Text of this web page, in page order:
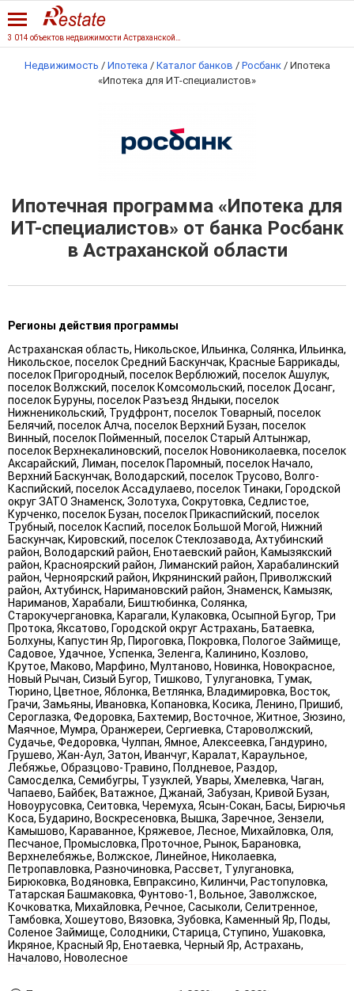
Недвижимость / Ипотека / Каталог банков / Росбанк / Ипотека
«Ипотека для ИТ-специалистов»
Ипотечная программа «Ипотека для
ИТ-специалистов» от банка Росбанк
в Астраханской области
Регионы действия программы
Астраханская область, Никольское, Ильинка, Солянка, Ильинка,
Никольское, поселок Средний Баскунчак, Красные Баррикады,
поселок Пригородный, поселок Верблюжий, поселок Ашулук,
поселок Волжский, поселок Комсомольский, поселок Досанг,
поселок Буруны, поселок Разъезд Яндыки, поселок
Нижненикольский, Трудфронт, поселок Товарный, поселок
Белячий, поселок Алча, поселок Верхний Бузан, поселок
Винный, поселок Пойменный, поселок Старый Алтынжар,
поселок Верхнекалиновский, поселок Новониколаевка, поселок
Аксарайский, Лиман, поселок Паромный, поселок Начало,
Верхний Баскунчак, Володарский, поселок Трусово, Волго-
Каспийский, поселок Ассадулаево, поселок Тинаки, Городской
округ ЗАТО Знаменск, Золотуха, Сокрутовка, Седлистое,
Курченко, поселок Бузан, поселок Прикаспийский, поселок
Трубный, поселок Каспий, поселок Большой Могой, Нижний
Баскунчак, Кировский, поселок Стеклозавода, Ахтубинский
район, Володарский район, Енотаевский район, Камызякский
район, Красноярский район, Лиманский район, Харабалинский
район, Черноярский район, Икрянинский район, Приволжский
район, Ахтубинск, Наримановский район, Знаменск, Камызяк,
Нариманов, Харабали, Биштюбинка, Солянка,
Старокучергановка, Карагали, Кулаковка, Осыпной Бугор, Три
Протока, Яксатово, Городской округ Астрахань, Батаевка,
Болхуны, Капустин Яр, Пироговка, Покровка, Пологое Займище,
Садовое, Удачное, Успенка, Зеленга, Калинино, Козлово,
Крутое, Маково, Марфино, Мултаново, Новинка, Новокрасное,
Новый Рычан, Сизый Бугор, Тишково, Тулугановка, Тумак,
Тюрино, Цветное, Яблонка, Ветлянка, Владимировка, Восток,
Грачи, Замьяны, Ивановка, Копановка, Косика, Ленино, Пришиб,
Сероглазка, Федоровка, Бахтемир, Восточное, Житное, Зюзино,
Маячное, Мумра, Оранжереи, Сергиевка, Староволжский,
Судачье, Федоровка, Чулпан, Ямное, Алексеевка, Гандурино,
Грушево, Жан-Аул, Затон, Иванчуг, Каралат, Караульное,
Лебяжье, Образцово-Травино, Полдневое, Раздор,
Самосделка, Семибугры, Тузуклей, Увары, Хмелевка, Чаган,
Чапаево, Байбек, Ватажное, Джанай, Забузан, Кривой Бузан,
Новоурусовка, Сеитовка, Черемуха, Ясын-Сокан, Басы, Бирючья
Коса, Бударино, Воскресеновка, Вышка, Заречное, Зензели,
Камышово, Караванное, Кряжевое, Лесное, Михайловка, Оля,
Песчаное, Промысловка, Проточное, Рынок, Барановка,
Верхнелебяжье, Волжское, Линейное, Николаевка,
Петропавловка, Разночиновка, Рассвет, Тулугановка,
Бирюковка, Водяновка, Евпраксино, Килинчи, Растопуловка,
Татарская Башмаковка, Фунтово-1, Вольное, Заволжское,
Кочковатка, Михайловка, Речное, Сасыколи, Селитренное,
Тамбовка, Хошеутово, Вязовка, Зубовка, Каменный Яр, Поды,
Соленое Займище, Солодники, Старица, Ступино, Ушаковка,
Икряное, Красный Яр, Енотаевка, Черный Яр, Астрахань,
Началово, Новолесное